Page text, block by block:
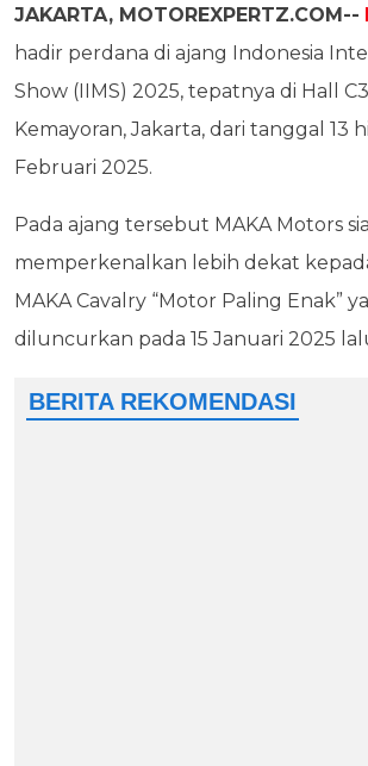
JAKARTA, MOTOREXPERTZ.COM--
hadir perdana di ajang Indonesia
Show (IIMS) 2025, tepatnya di Hall
Kemayoran, Jakarta, dari tanggal 13
Februari 2025.
Pada ajang tersebut MAKA Motors
memperkenalkan lebih dekat
MAKA Cavalry “Motor Paling Enak”
diluncurkan pada 15 Januari 2025